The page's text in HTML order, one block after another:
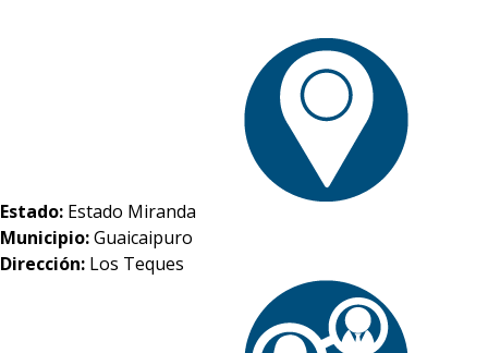
Estado: Estado Miranda
Municipio:Guaicaipuro
Dirección: Los Teques